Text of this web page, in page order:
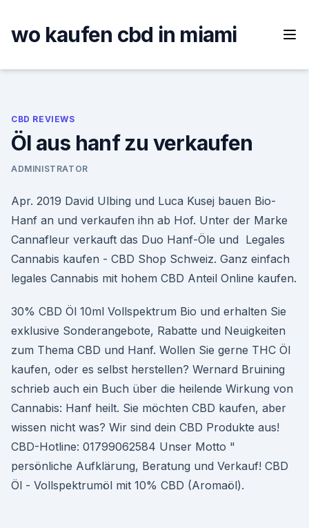
content
wo kaufen cbd in miami
CBD REVIEWS
Öl aus hanf zu verkaufen
ADMINISTRATOR
Apr. 2019 David Ulbing und Luca Kusej bauen Bio-
Hanf an und verkaufen ihn ab Hof. Unter der Marke
Cannafleur verkauft das Duo Hanf-Öle und Legales
Cannabis kaufen - CBD Shop Schweiz. Ganz einfach
legales Cannabis mit hohem CBD Anteil Online kaufen.
30% CBD Öl 10ml Vollspektrum Bio und erhalten Sie
exklusive Sonderangebote, Rabatte und Neuigkeiten
zum Thema CBD und Hanf. Wollen Sie gerne THC Öl
kaufen, oder es selbst herstellen? Wernard Bruining
schrieb auch ein Buch über die heilende Wirkung von
Cannabis: Hanf heilt. Sie möchten CBD kaufen, aber
wissen nicht was? Wir sind dein CBD Produkte aus!
CBD-Hotline: 01799062584 Unser Motto "
persönliche Aufklärung, Beratung und Verkauf! CBD
Öl - Vollspektrumöl mit 10% CBD (Aromaöl).